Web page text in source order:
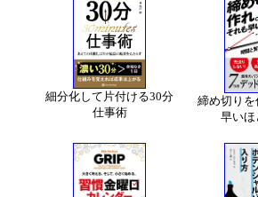
細分化して片付ける30分
仕事術
締め切りを
早いほ